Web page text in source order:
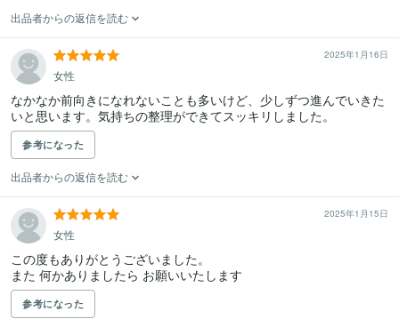
出品者からの返信を読む
2025年1月16日
女性
なかなか前向きになれないことも多いけど、少しずつ進んでいきた
いと思います。気持ちの整理ができてスッキリしました。
参考になった
出品者からの返信を読む
2025年1月15日
女性
この度もありがとうございました。
また 何かありましたら お願いいたします
参考になった